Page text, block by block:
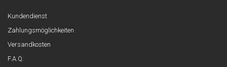
Kundendienst
Zahlungsmöglichkeiten
Versandkosten
F.A.Q.